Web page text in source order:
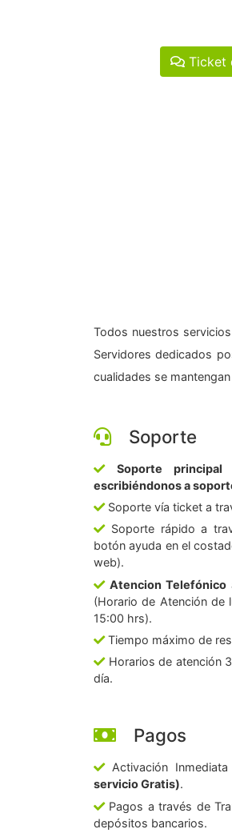
Ticket
Todos nuestros
Servidores dedicados
cualidades se
Soporte
Soporte
escribiéndonos a
Soporte vía ticket a
Soporte rápido a
botón ayuda en el
web).
Atencion Telefónico
(Horario de Atención de
15:00 hrs).
Tiempo máximo de
Horarios de atención
día.
Pagos
Activación Inmediata
servicio Gratis).
Pagos a través de
depósitos bancarios.